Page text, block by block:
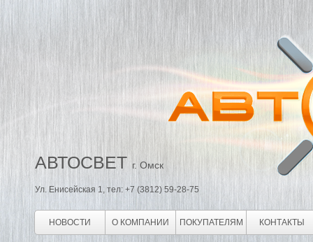
АВТОСВЕТ г. Омск
Ул. Енисейская 1, тел: +7 (3812) 59-28-75
НОВОСТИ О КОМПАНИИ ПОКУПАТЕЛЯМ КОНТАКТЫ